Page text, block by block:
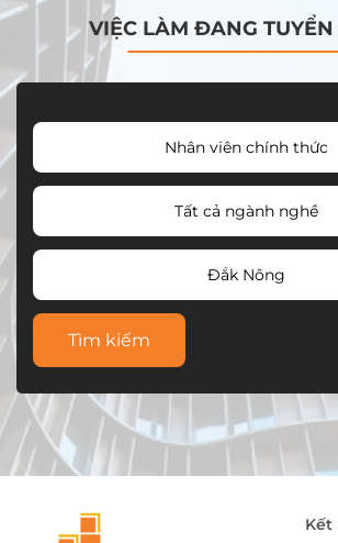
VIỆC LÀM ĐANG TUYỂN
Nhân viên chính thức
Tất cả ngành nghề
Đắk Nông
Tìm kiếm
Kết